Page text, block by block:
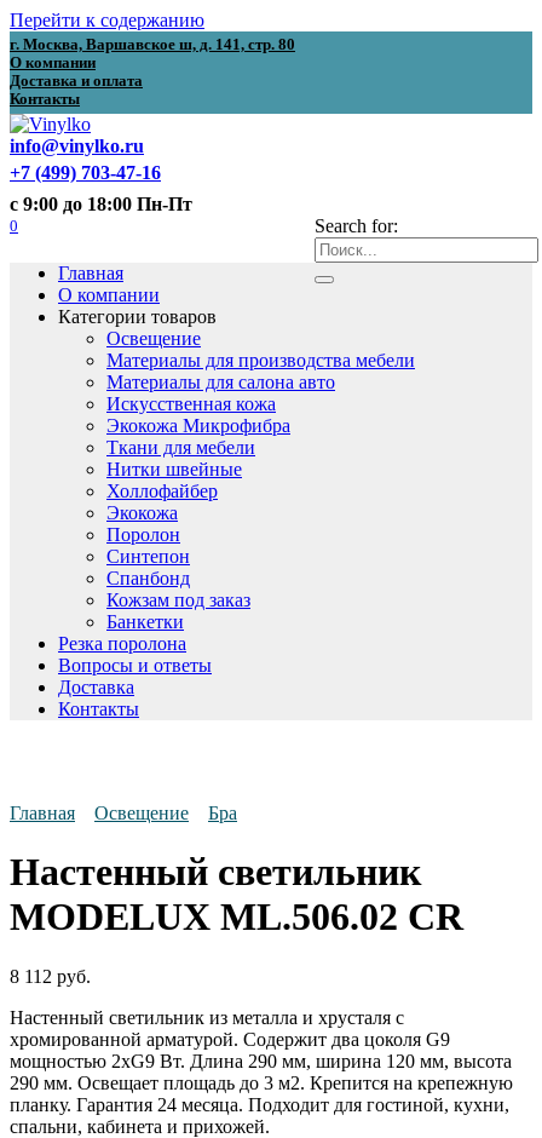
Перейти к содержанию
г. Москва, Варшавское ш, д. 141, стр. 80
О компании
Доставка и оплата
Контакты
info@vinylko.ru
+7 (499) 703-47-16
с 9:00 до 18:00 Пн-Пт
Search for:
0
Главная
О компании
Категории товаров
Освещение
Материалы для производства мебели
Материалы для салона авто
Искусственная кожа
Экокожа Микрофибра
Ткани для мебели
Нитки швейные
Холлофайбер
Экокожа
Поролон
Синтепон
Спанбонд
Кожзам под заказ
Банкетки
Резка поролона
Вопросы и ответы
Доставка
Контакты
Главная Освещение Бра
Настенный светильник
MODELUX ML.506.02 CR
8 112 руб.
Настенный светильник из металла и хрусталя с
хромированной арматурой. Содержит два цоколя G9
мощностью 2xG9 Вт. Длина 290 мм, ширина 120 мм, высота
290 мм. Освещает площадь до 3 м2. Крепится на крепежную
планку. Гарантия 24 месяца. Подходит для гостиной, кухни,
спальни, кабинета и прихожей.